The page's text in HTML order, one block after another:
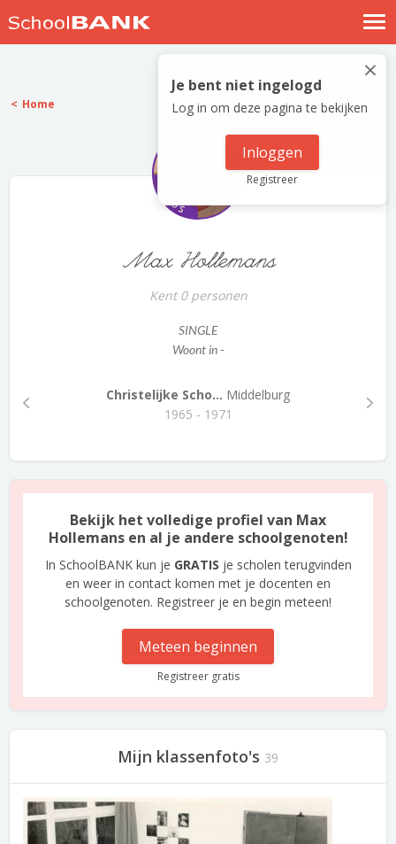
Nostalgische verhalen
Log in
Meld je gratis aan
×
Je bent niet ingelogd
Log in om deze pagina te bekijken
Inloggen
Registreer
Home
Max Hollemans
Kent 0 personen
SINGLE
Woont in -
Christelijke Scho... Middelburg
1965 - 1971
Bekijk het volledige profiel van Max
Hollemans en al je andere schoolgenoten!
In SchoolBANK kun je GRATIS je scholen terugvinden
en weer in contact komen met je docenten en
schoolgenoten. Registreer je en begin meteen!
Meteen beginnen
Registreer gratis
Mijn klassenfoto's 39